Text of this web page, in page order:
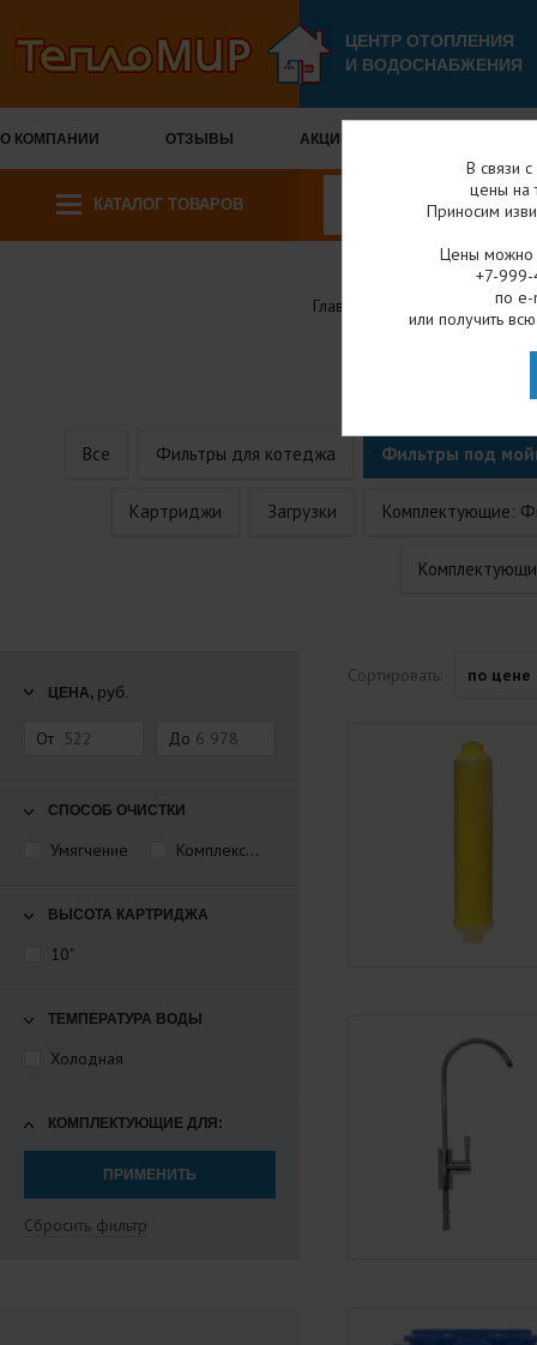
ЦЕНТР ОТОПЛЕНИЯ
И ВОДОСНАБЖЕНИЯ
О КОМПАНИИ ОТЗЫВЫ АКЦИИ И СКИДКИ
КАТАЛОГ ТОВАРОВ
Главная Каталог товаров
Все Фильтры для котеджа Фильтры под
Картриджи Загрузки Комплектующие:
ЦЕНА, руб.
От До
СПОСОБ ОЧИСТКИ
Умягчение Комплексная
ВЫСОТА КАРТРИДЖА
10"
ТЕМПЕРАТУРА ВОДЫ
Холодная
КОМПЛЕКТУЮЩИЕ ДЛЯ:
Сбросить фильтр
Сортировать: по цене
В связи
цены на
Приносим
Цены можно
+7-
по
или получить